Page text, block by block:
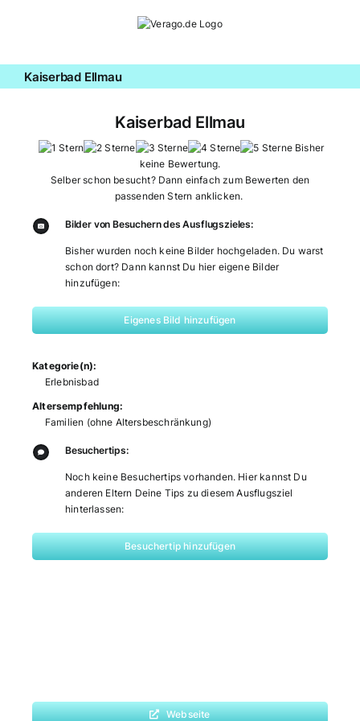
Kaiserbad Ellmau
Kaiserbad Ellmau
Bisher
keine Bewertung.
Selber schon besucht? Dann einfach zum Bewerten den
passenden Stern anklicken.
Bilder von Besuchern des Ausflugszieles:
Bisher wurden noch keine Bilder hochgeladen. Du warst
schon dort? Dann kannst Du hier eigene Bilder
hinzufügen:
Eigenes Bild hinzufügen
Kategorie(n):
Erlebnisbad
Altersempfehlung:
Familien (ohne Altersbeschränkung)
Besuchertips:
Noch keine Besuchertips vorhanden. Hier kannst Du
anderen Eltern Deine Tips zu diesem Ausflugsziel
hinterlassen:
Besuchertip hinzufügen
Webseite